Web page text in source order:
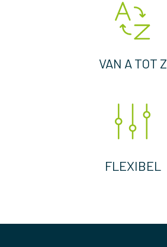
VAN A TOT Z
FLEXIBEL